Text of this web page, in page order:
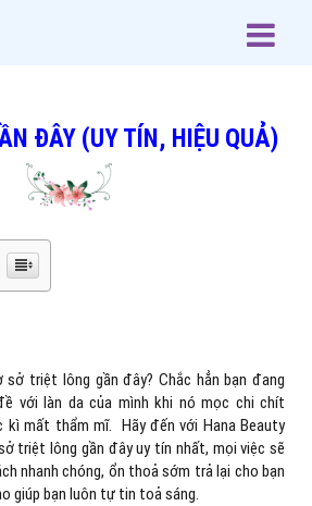
ĐÂY (UY TÍN, HIỆU QUẢ)
triệt lông gần đây? Chắc hẳn bạn đang
với làn da của mình khi nó mọc chi chít
kì mất thẩm mĩ. Hãy đến với Hana Beauty
triệt lông gần đây uy tín nhất, mọi việc sẽ
nhanh chóng, ổn thoả sớm trả lại cho bạn
giúp bạn luôn tự tin toả sáng.